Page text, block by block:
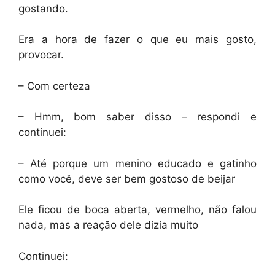
gostando.
Era a hora de fazer o que eu mais gosto,
provocar.
– Com certeza
– Hmm, bom saber disso – respondi e
continuei:
– Até porque um menino educado e gatinho
como você, deve ser bem gostoso de beijar
Ele ficou de boca aberta, vermelho, não falou
nada, mas a reação dele dizia muito
Continuei: